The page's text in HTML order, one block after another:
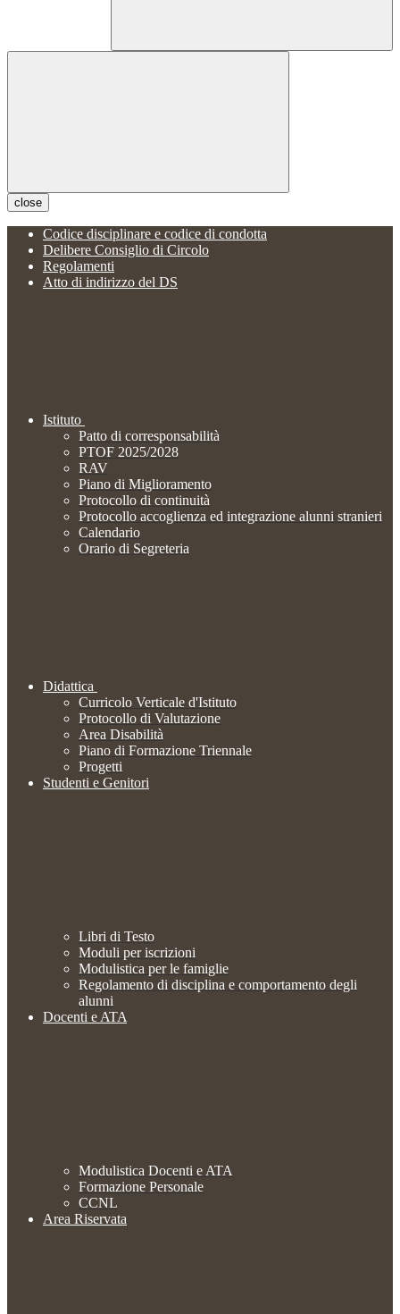
close
Codice disciplinare e codice di condotta
Delibere Consiglio di Circolo
Regolamenti
Atto di indirizzo del DS
Istituto
Patto di corresponsabilità
PTOF 2025/2028
RAV
Piano di Miglioramento
Protocollo di continuità
Protocollo accoglienza ed integrazione alunni stranieri
Calendario
Orario di Segreteria
Didattica
Curricolo Verticale d'Istituto
Protocollo di Valutazione
Area Disabilità
Piano di Formazione Triennale
Progetti
Studenti e Genitori
Libri di Testo
Moduli per iscrizioni
Modulistica per le famiglie
Regolamento di disciplina e comportamento degli
alunni
Docenti e ATA
Modulistica Docenti e ATA
Formazione Personale
CCNL
Area Riservata